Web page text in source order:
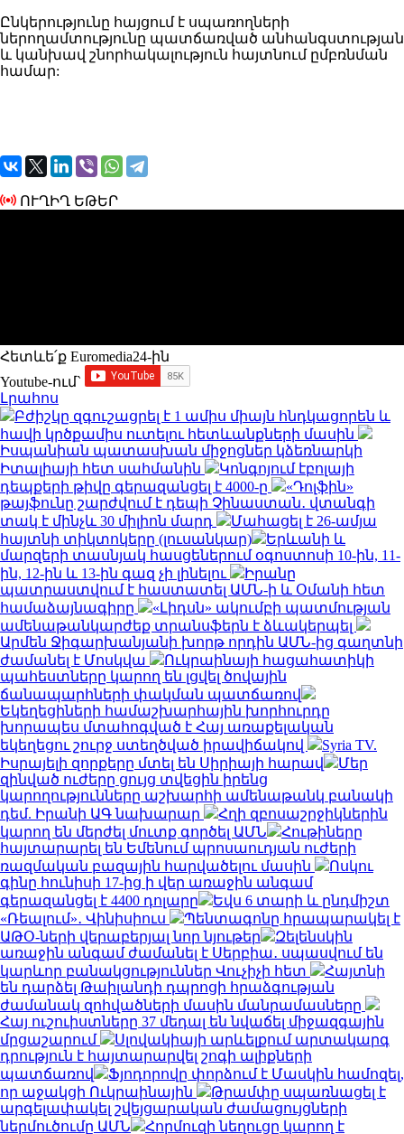
Ընկերությունը հայցում է սպառողների
ներողամտությունը պատճառված անհանգստության
և կանխավ շնորհակալություն հայտնում ըմբռնման
համար:
ՈՒՂԻՂ ԵԹԵՐ
Հետևե՛ք Euromedia24-ին
Youtube-ում`
Լրահոս
Բժիշկը զգուշացրել է 1 ամիս միայն հնդկացորեն և
հավի կրծքամիս ուտելու հետևանքների մասին
Իսպանիան պատասխան միջոցներ կձեռնարկի
Իտալիայի հետ սահմանին
Կոնգոյում էբոլայի
դեպքերի թիվը գերազանցել է 4000-ը
«Դոլֆին»
թայֆունը շարժվում է դեպի Չինաստան․ վտանգի
տակ է մինչև 30 միլիոն մարդ
Մահացել է 26-ամյա
հայտնի տիկտոկերը (լուսանկար)
Երևանի և
մարզերի տասնյակ հասցեներում օգոստոսի 10-ին, 11-
ին, 12-ին և 13-ին գազ չի լինելու
Իրանը
պատրաստվում է հաստատել ԱՄՆ-ի և Օմանի հետ
համաձայնագիրը
«Լիդսն» ակումբի պատմության
ամենաթանկարժեք տրանսֆերն է ձևակերպել
Արմեն Ջիգարխանյանի խորթ որդին ԱՄՆ-ից գաղտնի
ժամանել է Մոսկվա
Ուկրաինայի հացահատիկի
պահեստները կարող են լցվել ծովային
ճանապարհների փակման պատճառով
Եկեղեցիների համաշխարհային խորհուրդը
խորապես մտահոգված է Հայ առաքելական
եկեղեցու շուրջ ստեղծված իրավիճակով
Syria TV.
Իսրայելի զորքերը մտել են Սիրիայի հարավ
Մեր
զինված ուժերը ցույց տվեցին իրենց
կարողությունները աշխարհի ամենաթանկ բանակի
դեմ. Իրանի ԱԳ նախարար
Հղի զբոսաշրջիկներին
կարող են մերժել մուտք գործել ԱՄՆ
Հութիները
հայտարարել են Եմենում պրոսաուդյան ուժերի
ռազմական բազային հարվածելու մասին
Ոսկու
գինը հունիսի 17-ից ի վեր առաջին անգամ
գերազանցել է 4400 դոլարը
Եվս 6 տարի և ընդմիշտ
«Ռեալում»․ Վինիսիուս
Պենտագոնը հրապարակել է
ԱԹՕ-ների վերաբերյալ նոր նյութեր
Զելենսկին
առաջին անգամ ժամանել է Սերբիա․ սպասվում են
կարևոր բանակցություններ Վուչիչի հետ
Հայտնի
են դարձել Թաիլանդի դպրոցի հրաձգության
ժամանակ զոհվածների մասին մանրամասները
Հայ ուշուիստները 37 մեդալ են նվաճել միջազգային
մրցաշարում
Սլովակիայի արևելքում արտակարգ
դրություն է հայտարարվել շոգի ալիքների
պատճառով
Ֆյոդորովը փորձում է Մասկին համոզել,
որ աջակցի Ուկրաինային
Թրամփը սպառնացել է
արգելափակել շվեյցարական ժամացույցների
ներմուծումը ԱՄՆ
Հորմուզի նեղուցը կարող է